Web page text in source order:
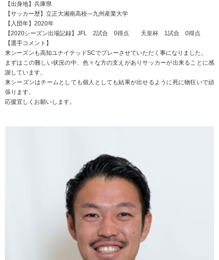
【出身地】兵庫県
【サッカー歴】立正大湘南高校―九州産業大学
【入団年】2020年
【2020シーズン出場記録】JFL 2試合 0得点 天皇杯 1試合 0得点
【選手コメント】
来シーズンも高知ユナイテッドSCでプレーさせていただく事になりました。
まずはこの難しい状況の中、色々な方の支えがありサッカーが出来ることに感
謝しています。
来シーズンはチームとしても個人としても結果が出せるように死に物狂いで頑
張ります。
応援宜しくお願いします。